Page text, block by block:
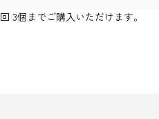
3個までご購入いただけます。